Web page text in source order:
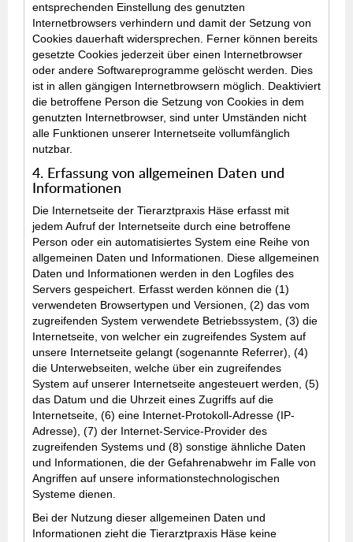
entsprechenden Einstellung des genutzten
Internetbrowsers verhindern und damit der Setzung von
Cookies dauerhaft widersprechen. Ferner können bereits
gesetzte Cookies jederzeit über einen Internetbrowser
oder andere Softwareprogramme gelöscht werden. Dies
ist in allen gängigen Internetbrowsern möglich. Deaktiviert
die betroffene Person die Setzung von Cookies in dem
genutzten Internetbrowser, sind unter Umständen nicht
alle Funktionen unserer Internetseite vollumfänglich
nutzbar.
4. Erfassung von allgemeinen Daten und
Informationen
Die Internetseite der Tierarztpraxis Häse erfasst mit
jedem Aufruf der Internetseite durch eine betroffene
Person oder ein automatisiertes System eine Reihe von
allgemeinen Daten und Informationen. Diese allgemeinen
Daten und Informationen werden in den Logfiles des
Servers gespeichert. Erfasst werden können die (1)
verwendeten Browsertypen und Versionen, (2) das vom
zugreifenden System verwendete Betriebssystem, (3) die
Internetseite, von welcher ein zugreifendes System auf
unsere Internetseite gelangt (sogenannte Referrer), (4)
die Unterwebseiten, welche über ein zugreifendes
System auf unserer Internetseite angesteuert werden, (5)
das Datum und die Uhrzeit eines Zugriffs auf die
Internetseite, (6) eine Internet-Protokoll-Adresse (IP-
Adresse), (7) der Internet-Service-Provider des
zugreifenden Systems und (8) sonstige ähnliche Daten
und Informationen, die der Gefahrenabwehr im Falle von
Angriffen auf unsere informationstechnologischen
Systeme dienen.
Bei der Nutzung dieser allgemeinen Daten und
Informationen zieht die Tierarztpraxis Häse keine